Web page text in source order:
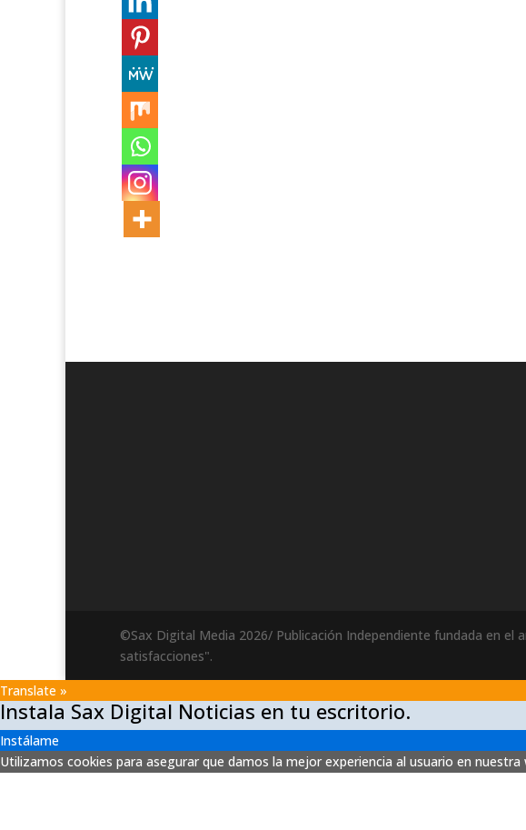
©Sax Digital Media 2026/ Publicación Independiente fundada en
satisfacciones".
Translate »
Instala Sax Digital Noticias en tu escritorio.
Instálame
Utilizamos cookies para asegurar que damos la mejor experiencia al usuario en